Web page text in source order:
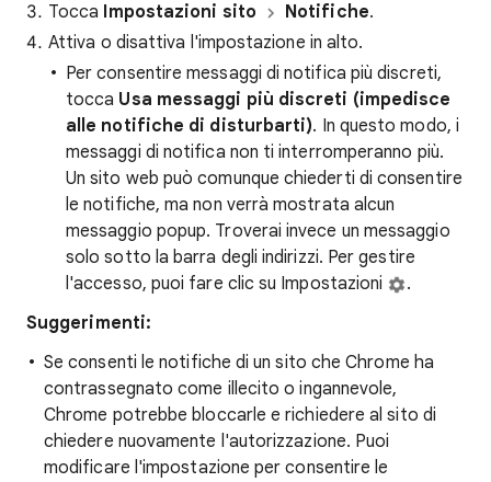
Tocca Impostazioni sito Notifiche.
Attiva o disattiva l'impostazione in alto.
Per consentire messaggi di notifica più discreti,
tocca Usa messaggi più discreti (impedisce
alle notifiche di disturbarti). In questo modo, i
messaggi di notifica non ti interromperanno più.
Un sito web può comunque chiederti di consentire
le notifiche, ma non verrà mostrata alcun
messaggio popup. Troverai invece un messaggio
solo sotto la barra degli indirizzi. Per gestire
l'accesso, puoi fare clic su Impostazioni
.
Suggerimenti:
Se consenti le notifiche di un sito che Chrome ha
contrassegnato come illecito o ingannevole,
Chrome potrebbe bloccarle e richiedere al sito di
chiedere nuovamente l'autorizzazione. Puoi
modificare l'impostazione per consentire le